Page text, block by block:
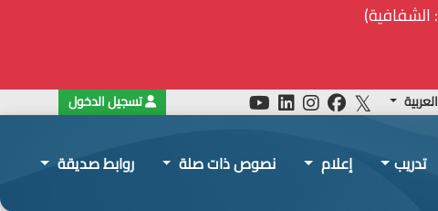
العربية تسجيل الدخول
تدريب إعلام نصوص ذات صلة روابط صديقة